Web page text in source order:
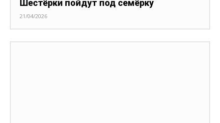
Шестёрки пойдут под семёрку
21/04/2026